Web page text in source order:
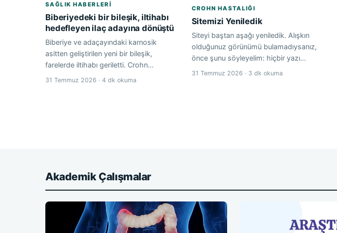
SAĞLIK HABERLERI
Biberiyedeki bir bileşik, iltihabı
hedefleyen ilaç adayına dönüştü
Biberiye ve adaçayındaki karnosik
asitten geliştirilen yeni bir bileşik,
farelerde iltihabı geriletti. Crohn…
31 Temmuz 2026 · 4 dk okuma
CROHN HASTALIĞI
Sitemizi Yeniledik
Siteyi baştan aşağı yeniledik. Alışkın
olduğunuz görünümü bulamadıysanız,
önce şunu söyleyelim: hiçbir yazı…
31 Temmuz 2026 · 3 dk okuma
Akademik Çalışmalar